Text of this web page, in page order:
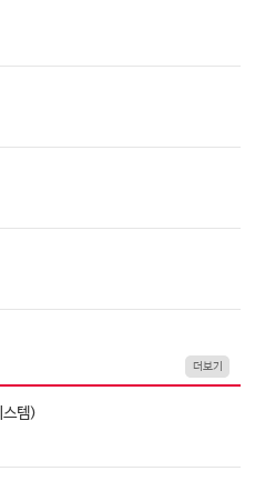
더보기
스템)